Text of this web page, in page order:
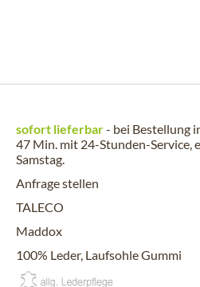
sofort lieferbar- bei Bestellung
47 Min. mit 24-Stunden-Service,
Samstag.
Anfrage stellen
TALECO
Maddox
100% Leder, Laufsohle Gummi